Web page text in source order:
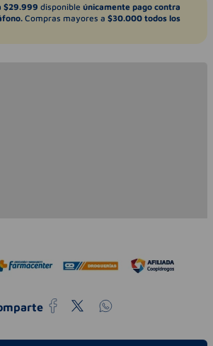
$29.999 disponible únicamente pago contra
Compras mayores a $30.000 todos los